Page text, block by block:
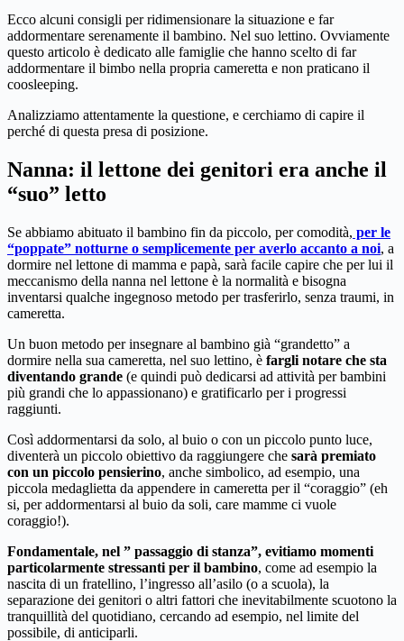
Ecco alcuni consigli per ridimensionare la situazione e far
addormentare serenamente il bambino. Nel suo lettino. Ovviamente
questo articolo è dedicato alle famiglie che hanno scelto di far
addormentare il bimbo nella propria cameretta e non praticano il
coosleeping.
Analizziamo attentamente la questione, e cerchiamo di capire il
perché di questa presa di posizione.
Nanna: il lettone dei genitori era anche il
“suo” letto
Se abbiamo abituato il bambino fin da piccolo, per comodità, per le
“poppate” notturne o semplicemente per averlo accanto a noi, a
dormire nel lettone di mamma e papà, sarà facile capire che per lui il
meccanismo della nanna nel lettone è la normalità e bisogna
inventarsi qualche ingegnoso metodo per trasferirlo, senza traumi, in
cameretta.
Un buon metodo per insegnare al bambino già “grandetto” a
dormire nella sua cameretta, nel suo lettino, è fargli notare che sta
diventando grande (e quindi può dedicarsi ad attività per bambini
più grandi che lo appassionano) e gratificarlo per i progressi
raggiunti.
Così addormentarsi da solo, al buio o con un piccolo punto luce,
diventerà un piccolo obiettivo da raggiungere che sarà premiato
con un piccolo pensierino, anche simbolico, ad esempio, una
piccola medaglietta da appendere in cameretta per il “coraggio” (eh
si, per addormentarsi al buio da soli, care mamme ci vuole
coraggio!).
Fondamentale, nel ” passaggio di stanza”, evitiamo momenti
particolarmente stressanti per il bambino, come ad esempio la
nascita di un fratellino, l’ingresso all’asilo (o a scuola), la
separazione dei genitori o altri fattori che inevitabilmente scuotono la
tranquillità del quotidiano, cercando ad esempio, nel limite del
possibile, di anticiparli.